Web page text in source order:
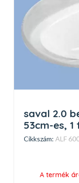
saval 2.0
53cm-es,
Cikkszám: ALF
A termék